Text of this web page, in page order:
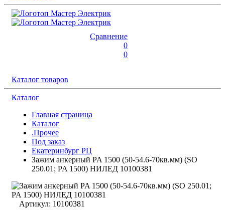
Сравнение
0
0
Каталог товаров
Каталог
Главная страница
Каталог
.Прочее
Под заказ
Екатеринбург РЦ
Зажим анкерный PA 1500 (50-54.6-70кв.мм) (SO
250.01; PA 1500) НИЛЕД 10100381
Артикул: 10100381